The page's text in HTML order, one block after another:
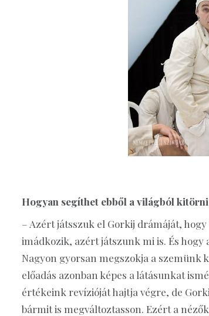
Hogyan segíthet ebből a világból
– Azért játsszuk el Gorkij drámáját,
imádkozik, azért játszunk mi is. És
Nagyon gyorsan megszokja a szemünk
előadás azonban képes a látásunkat
értékeink revízióját hajtja végre, de
bármit is megváltoztasson. Ezért a